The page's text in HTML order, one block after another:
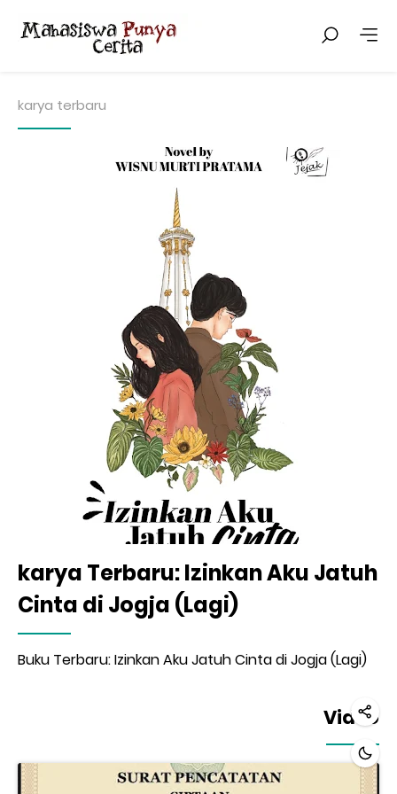
karya terbaru
karya Terbaru: Izinkan Aku Jatuh
Cinta di Jogja (Lagi)
Buku Terbaru: Izinkan Aku Jatuh Cinta di Jogja (Lagi)
Video